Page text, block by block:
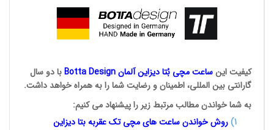
کیفیت اینساعت مچی بُتادیزاین آلمانBotta Designبا دو سال
گارانتی بین المللی، اطمینان و رضایت شما را به همراه خواهد داشت.
به شما خواندن مطالب مرتبط زیر را پیشنهاد می کنیم:
1
)روش خواندن ساعت های مچی تکعقربه بتا دیزاین